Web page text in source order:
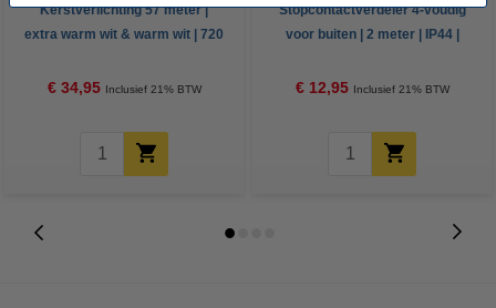
Kerstverlichting 57 meter |
extra warm wit & warm wit | 720
€ 34,95 Inclusief 21% BTW
Stopcontactverdeler 4-voudig
voor buiten | 2 meter | IP44 |
€ 12,95 Inclusief 21% BTW